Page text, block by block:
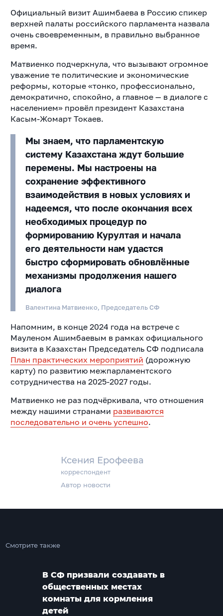
Ксения Ерофеева
корреспондент
Автор новости
Официальный визит Ашимбаева в Россию спикер
верхней палаты российского парламента назвала
очень своевременным, в правильно выбранное
время.
Матвиенко подчеркнула, что вызывают огромное
уважение те политические и экономические
реформы, которые «тонко, профессионально,
демократично, спокойно, а главное — в диалоге с
населением» провёл президент Казахстана
Касым-Жомарт Токаев.
Мы знаем, что парламентскую
систему Казахстана ждут большие
перемены. Мы настроены на
сохранение эффективного
взаимодействия в новых условиях и
надеемся, что после окончания всех
необходимых процедур по
формированию Курултая и начала
его деятельности нам удастся
быстро сформировать обновлённые
механизмы продолжения нашего
диалога
Валентина Матвиенко, Председатель СФ
Напомним, в конце 2024 года на встрече с
Мауленом Ашимбаевым в рамках официального
визита в Казахстан Председатель СФ подписала
План практических мероприятий (дорожную
карту) по развитию межпарламентского
сотрудничества на 2025-2027 годы.
Матвиенко не раз подчёркивала, что отношения
между нашими странами развиваются
последовательно и очень успешно.
Смотрите также
В СФ призвали создавать в
общественных местах
комнаты для кормления
детей